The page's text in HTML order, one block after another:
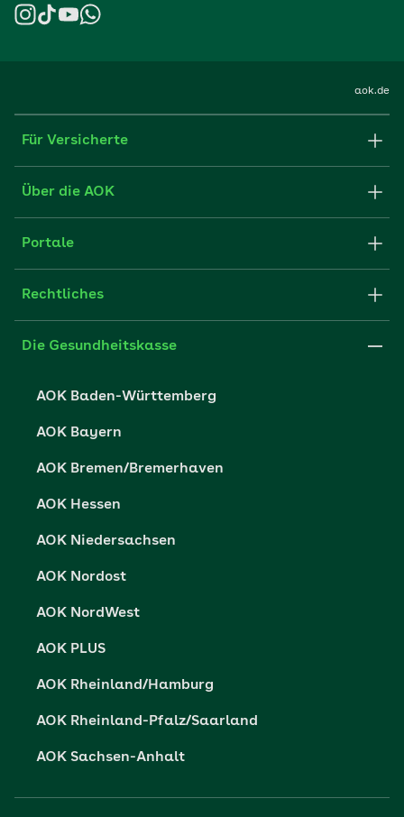
aok.de
Für Versicherte
Formulare und Anträge
FAQ
Websitenutzung
Über die AOK
Struktur & Verwaltung
Partner der AOK
Portale
Fachportal für Arbeitgeber
Presse- und Politikportal
Vertriebspartner-Service
Rechtliches
Impressum
Die Gesundheitskasse
AOK Baden-Württemberg
AOK Bayern
AOK Bremen/Bremerhaven
AOK Hessen
AOK Niedersachsen
AOK Nordost
AOK NordWest
AOK PLUS
AOK Rheinland/Hamburg
AOK Rheinland-Pfalz/Saarland
AOK Sachsen-Anhalt